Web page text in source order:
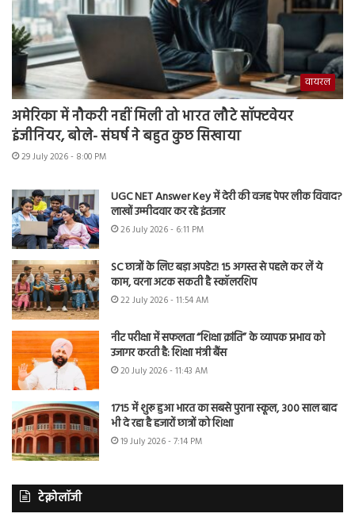
वायरल
अमेरिका में नौकरी नहीं मिली तो भारत लौटे सॉफ्टवेयर
इंजीनियर, बोले- संघर्ष ने बहुत कुछ सिखाया
29 July 2026 - 8:00 PM
UGC NET Answer Key में देरी की वजह पेपर लीक विवाद?
लाखों उम्मीदवार कर रहे इंतजार
26 July 2026 - 6:11 PM
SC छात्रों के लिए बड़ा अपडेट! 15 अगस्त से पहले कर लें ये
काम, वरना अटक सकती है स्कॉलरशिप
22 July 2026 - 11:54 AM
नीट परीक्षा में सफलता “शिक्षा क्रांति” के व्यापक प्रभाव को
उजागर करती है: शिक्षा मंत्री बैंस
20 July 2026 - 11:43 AM
1715 में शुरू हुआ भारत का सबसे पुराना स्कूल, 300 साल बाद
भी दे रहा है हजारों छात्रों को शिक्षा
19 July 2026 - 7:14 PM
टेक्नोलॉजी